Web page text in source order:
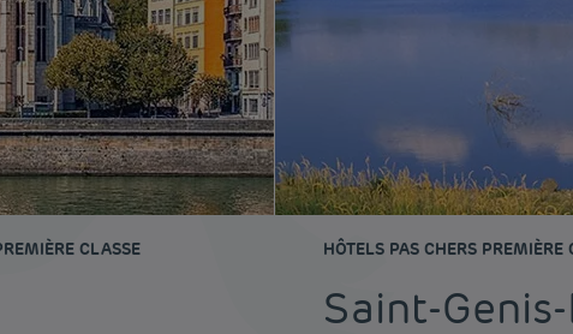
CLASSE HÔTELS PAS CHERS PREMIÈRE
Saint-